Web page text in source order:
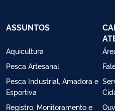
ASSUNTOS
Aquicultura
Pesca Artesanal
Pesca Industrial, Amadora e
Esportiva
Registro, Monitoramento e